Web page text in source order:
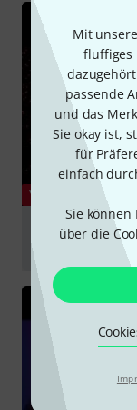
Mit
fluffiges
passende
und das
Sie okay ist,
für
einfach
Sie
über die
YOUTUBE
XO by XLN
abspielen